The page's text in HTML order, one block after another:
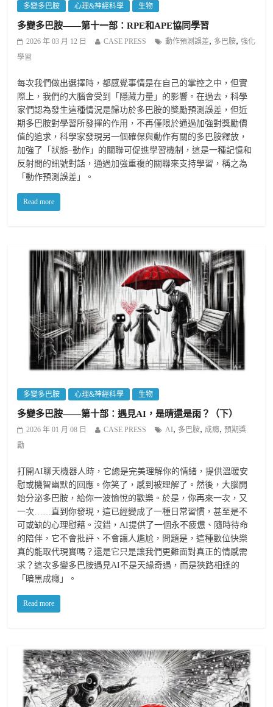
多變多巴胺 心理&神經科學 生物
多變多巴胺——第十一部：RPE和APE協同學習
2026 年 03 月 12 日 CASE PRESS 動作預測誤差, 多巴胺,強化
學習
每次我們做出選擇時，都感覺事情是在自己的掌控之中，但實
際上，我們的大腦會受到「隱藏力量」的影響。在過去，科學
家們認為發生這種情況是歸功於多巴胺的獎勵預測誤差，但近
期多巴胺對學習所發揮的作用，不再僅限於通過加強對獎勵價
值的追求，科學家發現另一個確保與動作有關的多巴胺釋放，
加強了「狀態–動作」的關聯可促進學習機制，這是一種記憶和
反射間的訊號對話，通過加強重複的關聯來支持學習，稱之為
「動作預測誤差」。
Read more
多變多巴胺 心理&神經科學 生物
多變多巴胺——第十部：遇見AI，是晴還是雨？（下）
2026 年 01 月 08 日 CASE PRESS AI, 多巴胺, 成癮,預期獎
勵
打開AI聊天機器人時，它總是完美理解你的情緒，提供溫暖安
慰或機智幽默的回應。你笑了，感到被理解了。然後，大腦開
始分泌多巴胺，給你一波愉悅的歡樂。於是，你再來一次，又
一次……直到你發現，這已經變成了一種日常習慣，甚至是不
可或缺的心理慰藉。沒錯，AI提供了一個永不疲憊、隨時待命
的陪伴，它不會批評、不會讓人尷尬，問題是，這種數位快樂
真的能取代現實嗎？還是它只是讓我們更難面對真正的情感需
求？這次多變多巴胺遇見AI不是天緣奇遇，而是狹路相逢的
「暗黑成癮」。
Read more